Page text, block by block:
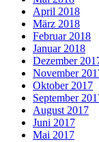
April 2018
März 2018
Februar 2018
Januar 2018
Dezember
November
Oktober 2017
September
August 2017
Juni 2017
Mai 2017